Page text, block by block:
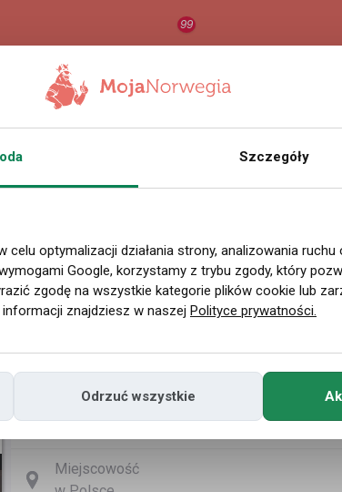
99
Miejscowość
Szczegóły
optymalizacji działania strony, analizowania
Google, korzystamy z trybu zgody, który
zgodę na wszystkie kategorie plików cookie lub
informacji znajdziesz w naszej Polityce prywatności.
Odrzuć wszystkie